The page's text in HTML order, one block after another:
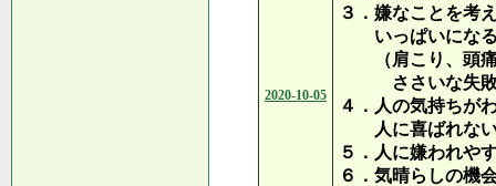
2020-10-05
３．嫌なことを考
いっぱいにな
（肩こり、頭痛
ささいな失敗
４．人の気持ちが
人に喜ばれない
５．人に嫌われや
６．気晴らしの機